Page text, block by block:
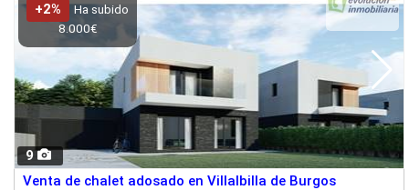
9
+2%
Ha subido
8.000€
Venta de chalet adosado en Villalbilla de Burgos